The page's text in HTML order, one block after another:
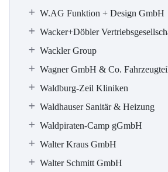
W.AG Funktion + Design GmbH
Wacker+Döbler
Wackler Group
Wagner GmbH & Co.
Waldburg-Zeil Kliniken
Waldhauser Sanitär & Heizung
Waldpiraten-Camp gGmbH
Walter Kraus GmbH
Walter Schmitt GmbH